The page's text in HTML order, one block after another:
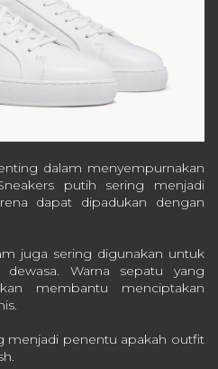
dalam menyempurnakan
putih sering menjadi
dapat dipadukan dengan
juga sering digunakan untuk
Warna sepatu yang
membantu menciptakan
menjadi penentu apakah outfit